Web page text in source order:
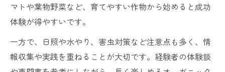
マトや葉物野菜など、育てやすい作物から始めると成功
体験が得やすいです。
一方で、日照や水やり、害虫対策など注意点も多く、情
報収集や実践を重ねることが大切です。経験者の体験談